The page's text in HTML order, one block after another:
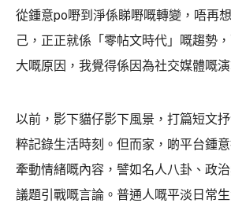
從鍾意po嘢到淨係睇嘢嘅轉變，唔再
己，正正就係「零帖文時代」嘅趨勢
大嘅原因，我覺得係因為社交媒體嘅
以前，影下貓仔影下風景，打篇短文
粹記錄生活時刻。但而家，啲平台鍾
牽動情緒嘅內容，譬如名人八卦、政
議題引戰嘅言論。普通人嘅平淡日常